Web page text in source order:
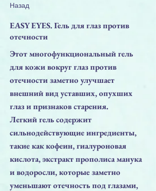
Назад
EASY EYES. Гель для глаз против
отечности
Этот многофункциональный гель
для кожи вокруг глаз против
отечности заметно улучшает
внешний вид уставших, опухших
глаз и признаков старения.
Легкий гель содержит
сильнодействующие ингредиенты,
такие как кофеин, гиалуроновая
кислота, экстракт прополиса манука
и водоросли, которые заметно
уменьшают отечность под глазами,